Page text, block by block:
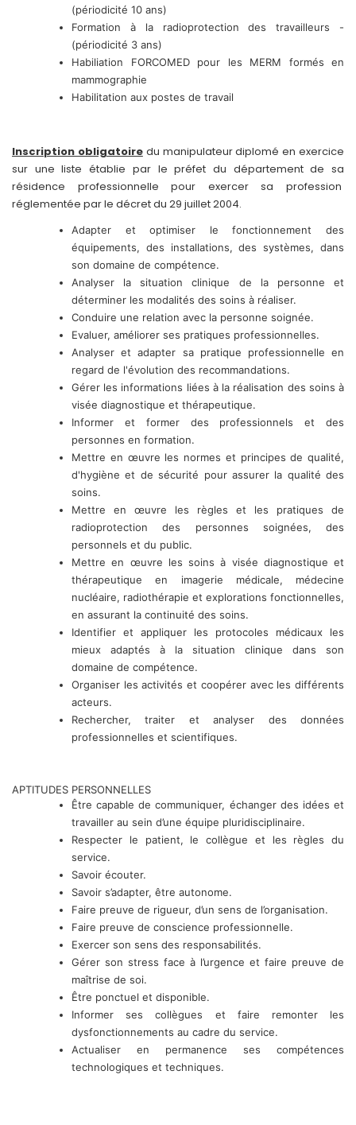
(périodicité 10 ans)
Formation à la radioprotection des travailleurs -
(périodicité 3 ans)
Habiliation FORCOMED pour les MERM formés en
mammographie
Habilitation aux postes de travail
Inscription obligatoiredu manipulateur diplomé en exercice
sur une liste établie par le préfet du département de sa
résidence professionnelle pour exercer sa profession
réglementée par le décret du 29 juillet 2004.
Adapter et optimiser le fonctionnement des
équipements, des installations, des systèmes, dans
son domaine de compétence.
Analyser la situation clinique de la personne et
déterminer les modalités des soins à réaliser.
Conduire une relation avec la personne soignée.
Evaluer, améliorer ses pratiques professionnelles.
Analyser et adapter sa pratique professionnelle en
regard de l'évolution des recommandations.
Gérer les informations liées à la réalisation des soins à
visée diagnostique et thérapeutique.
Informer et former des professionnels et des
personnes en formation.
Mettre en œuvre les normes et principes de qualité,
d'hygiène et de sécurité pour assurer la qualité des
soins.
Mettre en œuvre les règles et les pratiques de
radioprotection des personnes soignées, des
personnels et du public.
Mettre en œuvre les soins à visée diagnostique et
thérapeutique en imagerie médicale, médecine
nucléaire, radiothérapie et explorations fonctionnelles,
en assurant la continuité des soins.
Identifier et appliquer les protocoles médicaux les
mieux adaptés à la situation clinique dans son
domaine de compétence.
Organiser les activités et coopérer avec les différents
acteurs.
Rechercher, traiter et analyser des données
professionnelles et scientifiques.
APTITUDES PERSONNELLES
Être capable de communiquer, échanger des idées et
travailler au sein d’une équipe pluridisciplinaire.
Respecter le patient, le collègue et les règles du
service.
Savoir écouter.
Savoir s’adapter, être autonome.
Faire preuve de rigueur, d’un sens de l’organisation.
Faire preuve de conscience professionnelle.
Exercer son sens des responsabilités.
Gérer son stress face à l’urgence et faire preuve de
maîtrise de soi.
Être ponctuel et disponible.
Informer ses collègues et faire remonter les
dysfonctionnements au cadre du service.
Actualiser en permanence ses compétences
technologiques et techniques.